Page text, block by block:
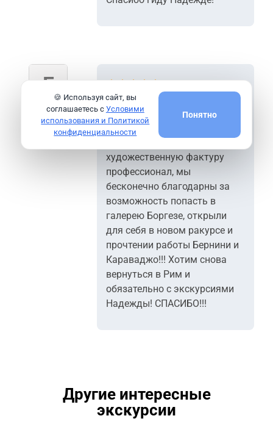
Галина
Великолепно!!! Надежда -
потрясающий гид, чуткий и
заботливый человек, тонко
художественную фактуру
профессионал, мы
бесконечно благодарны за
возможность попасть в
галерею Боргезе, открыли
для себя в новом ракурсе и
прочтении работы Бернини и
Караваджо!!! Хотим снова
вернуться в Рим и
обязательно с экскурсиями
Надежды! СПАСИБО!!!
Другие интересные
экскурсии
🍪 Используя сайт, вы
соглашаетесь с Условими
использования и Политикой
конфиденциальности
Понятно